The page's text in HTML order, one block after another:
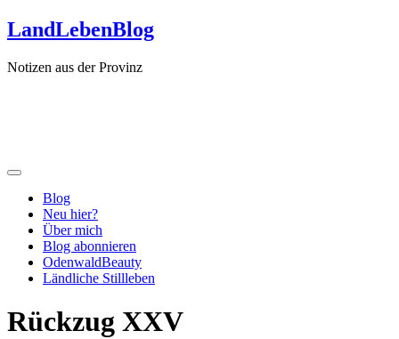
Zum
Inhalt
LandLebenBlog
Notizen aus der Provinz
Blog
Neu hier?
Über mich
Blog abonnieren
OdenwaldBeauty
Ländliche Stillleben
Rückzug XXV